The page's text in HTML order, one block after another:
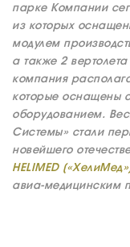
парке Компании
из которых
модулем
а также 2
компания
которые оснащены
оборудованием.
Системы» стали
новейшего
HELIMED
авиа-медицинским